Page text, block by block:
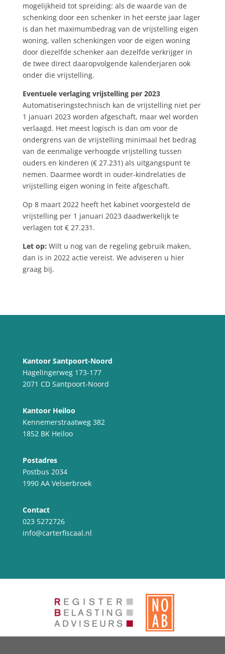
mogelijkheid tot spreiding: als de waarde van de
schenking door een schenker in het eerste jaar lager
is dan het maximumbedrag van de vrijstelling eigen
woning, vallen schenkingen voor de eigen woning
door diezelfde schenker aan dezelfde verkrijger in
de twee direct daaropvolgende kalenderjaren ook
onder die vrijstelling.
Eventuele verlaging vrijstelling per 2023
Automatiseringstechnisch kan de vrijstelling niet per
1 januari 2023 worden afgeschaft, maar wel worden
verlaagd. Het meest logisch is dan om voor de
ondergrens van de vrijstelling minimaal het bedrag
van de eenmalige verhoogde vrijstelling tussen
ouders en kinderen (€ 27.231) als uitgangspunt te
nemen. Daarmee wordt in ouder-kindrelaties de
vrijstelling eigen woning in feite afgeschaft.
Op 8 maart 2022 heeft het kabinet voorgesteld de
vrijstelling per 1 januari 2023 daadwerkelijk te
verlagen tot € 27.231.
Let op: Wilt u nog van de regeling gebruik maken,
dan is in 2022 actie vereist. We adviseren u hier
graag bij.
Kantoor Santpoort-Noord
Hagelingerweg 173-177
2071 CD Santpoort-Noord
Kantoor Heiloo
Kennemerstraatweg 382
1852 BK Heiloo
Postadres
Postbus 2034
1990 AA Velserbroek
Contact
023 5272726
info@carterfiscaal.nl